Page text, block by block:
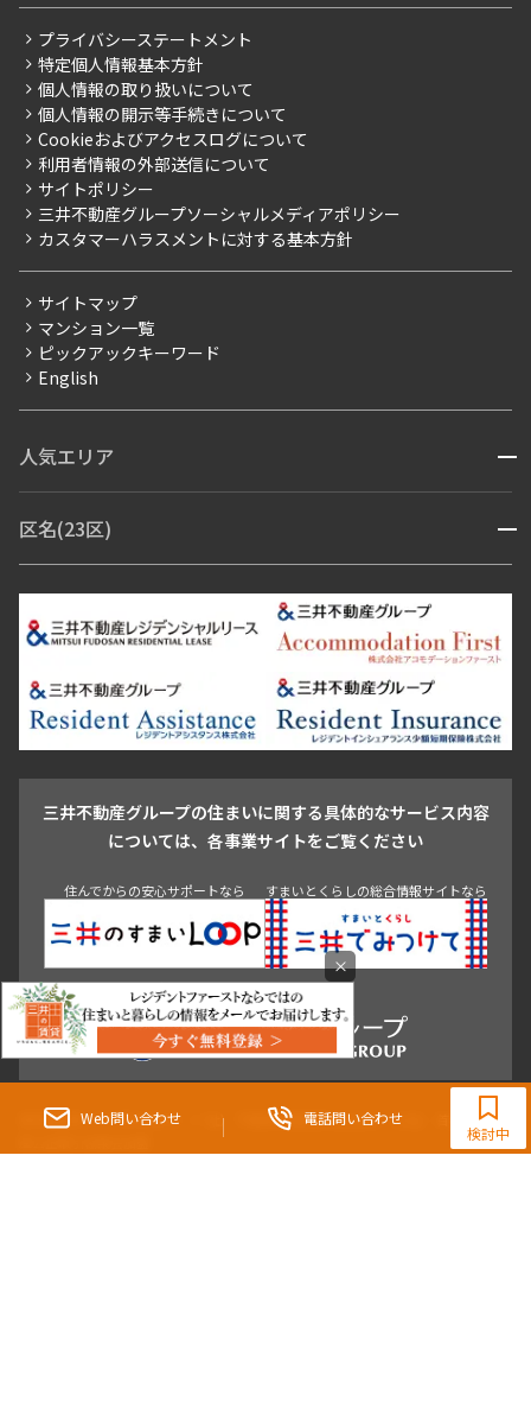
Web問い合わせ 電話問い合わせ
0120-321-865
9:30~18:00（水曜定休）
検討中
こだわりから探す
こだわり一覧
プレミアムマンション
新築
当社限定（港区・渋谷区）
当社限定（港区・渋谷区以外）
三井不動産企画
賃料改定
フリーレント
ペット可
ブランドマンション
ご入居・提携サービス
お部屋探しからご契約まで
よくあるご質問
社宅紹介
【仲介会社様向け】当社仲介事業部取り扱い物件入居申込
会社情報
事業案内
採用情報
ニュースリリース
お問い合わせ
プライバシーステートメント
特定個人情報基本方針
個人情報の取り扱いについて
個人情報の開示等手続きについて
Cookieおよびアクセスログについて
利用者情報の外部送信について
サイトポリシー
三井不動産グループソーシャルメディアポリシー
カスタマーハラスメントに対する基本方針
サイトマップ
マンション一覧
ピックアックキーワード
English
人気エリア 開閉
青山・表参道・原宿
市ヶ谷・神楽坂・飯田橋
三田・芝・浜松町
芝浦・汐留・品川
月島・勝どき・豊洲
本郷・春日・小石川
目白・高田馬場・早稲田
池尻大橋・三軒茶屋
祐天寺・学芸大学・自由が丘
駒沢・用賀・二子玉川
成城・砧
池袋・板橋・王子
青山 渋谷 東京・大手町 新宿 品川
目黒・中目黒
区名(23区) 開閉
江東区 台東区 墨田区
中野区
豊島区
杉並区 板橋区 練馬区 荒川区
足立区
葛飾区
江戸川区
三井不動産グループの住まいに関する具体的なサービス内容
については、各事業サイトをご覧ください
住んでからの安心サポートなら すまいとくらしの総合情報サイトなら
東京都知事（3）第96482号 （一社） 不動産流通経営協会会員 （公社） 首都圏不動
×